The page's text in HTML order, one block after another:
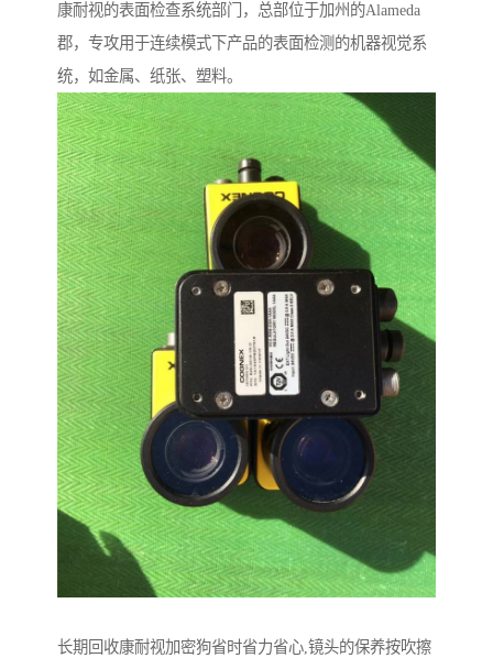
康耐视的表面检查系统部门，总部位于加州的Alameda
郡，专攻用于连续模式下产品的表面检测的机器视觉系
统，如金属、纸张、塑料。
长期回收康耐视加密狗省时省力省心,镜头的保养按吹擦